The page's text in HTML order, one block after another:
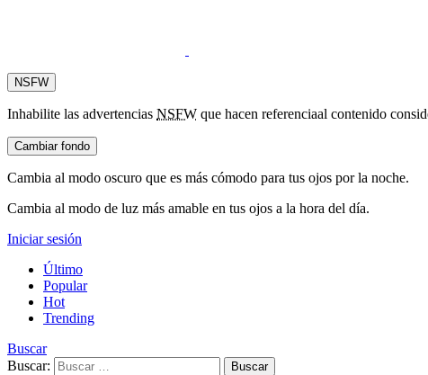
NSFW
Inhabilite las advertencias NSFW que hacen referenciaal contenido
Cambiar fondo
Cambia al modo oscuro que es más cómodo para tus ojos por la noche.
Cambia al modo de luz más amable en tus ojos a la hora del día.
Iniciar sesión
Último
Popular
Hot
Trending
Buscar
Buscar:
Buscar